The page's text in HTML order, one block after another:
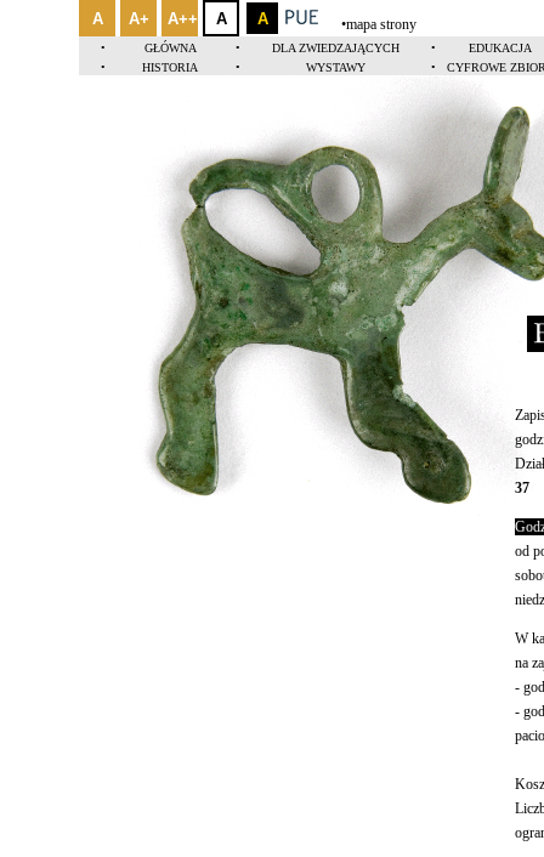
A A+ A++ A A •mapa strony
• GŁÓWNA • DLA ZWIEDZAJĄCYCH •
EDUKACJA
•
HISTORIA • WYSTAWY • CYFROWE
37
od
W
na
-
-